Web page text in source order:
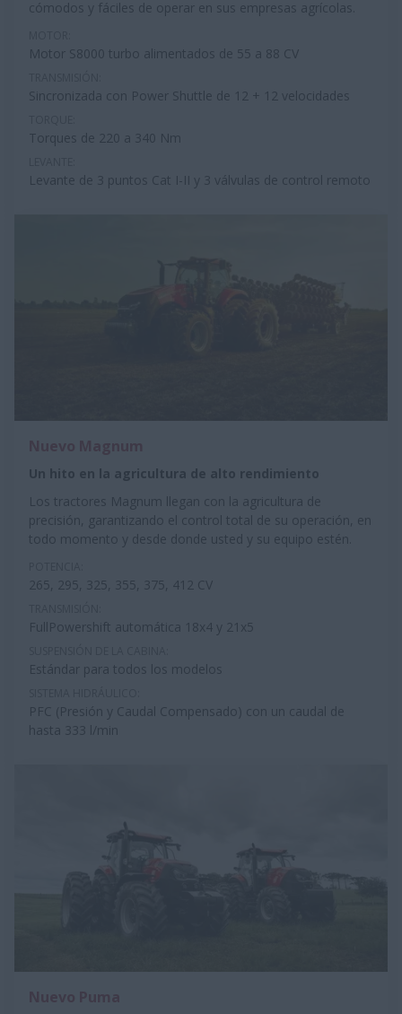
cómodos y fáciles de operar en sus empresas agrícolas.
Motor S8000 turbo alimentados de 55 a 88 CV
Sincronizada con Power Shuttle de 12 + 12 velocidades
Torques de 220 a 340 Nm
Levante de 3 puntos Cat I-II y 3 válvulas de control remoto
Un hito en la agricultura de alto rendimiento
Los tractores Magnum llegan con la agricultura de
precisión, garantizando el control total de su operación, en
todo momento y desde donde usted y su equipo estén.
265, 295, 325, 355, 375, 412 CV
FullPowershift automática 18x4 y 21x5
Estándar para todos los modelos
PFC (Presión y Caudal Compensado) con un caudal de
hasta 333 l/min